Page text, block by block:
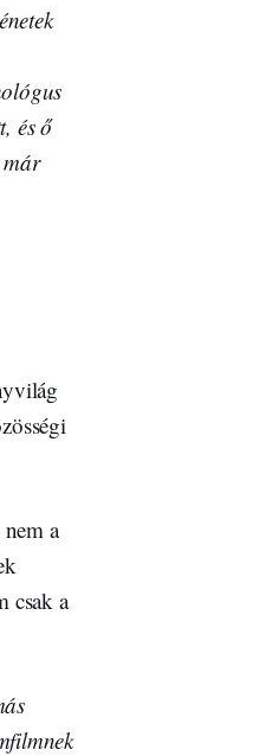
és ő
már
a
csak a